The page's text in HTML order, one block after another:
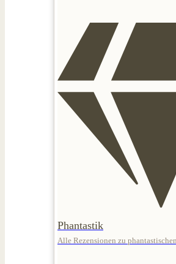
Phantastik
Alle Rezensionen zu